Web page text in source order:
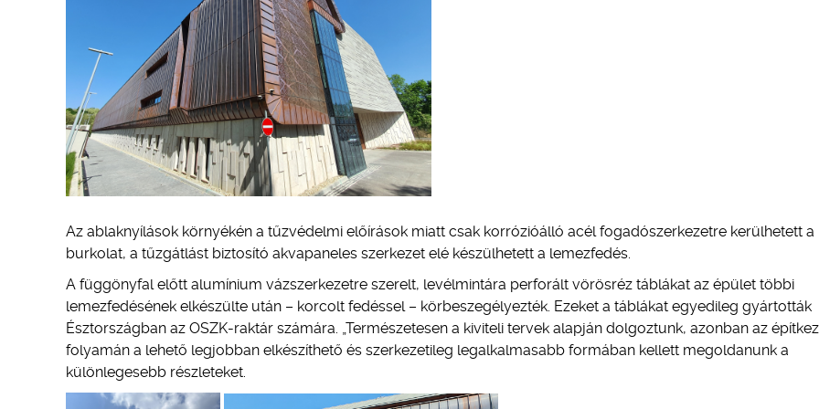
Az ablaknyílások környékén a tűzvédelmi előírások miatt csak korrózióálló acél fogadószerkezetre kerülhetett a
burkolat, a tűzgátlást biztosító akvapaneles szerkezet elé készülhetett a lemezfedés.
A függönyfal előtt alumínium vázszerkezetre szerelt, levélmintára perforált vörösréz táblákat az épület többi
lemezfedésének elkészülte után – korcolt fedéssel – körbeszegélyezték. Ezeket a táblákat egyedileg gyártották
Észtországban az OSZK-raktár számára. „Természetesen a kiviteli tervek alapján dolgoztunk, azonban az
folyamán a lehető legjobban elkészíthető és szerkezetileg legalkalmasabb formában kellett megoldanunk a
különlegesebb részleteket.